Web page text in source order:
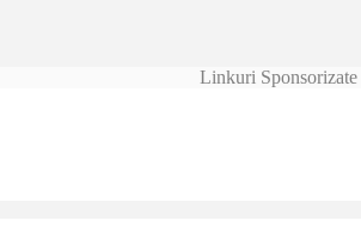
Linkuri Sponsorizate